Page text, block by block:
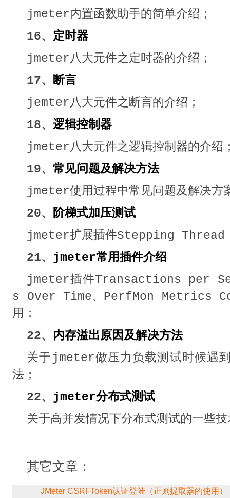
jmeter内置函数助手的简单介绍；
16、定时器
jmeter八大元件之定时器的介绍；
17、 断言
jemter八大元件之断言的介绍；
18、逻辑控制器
jmeter八大元件之逻辑控制器的介
19、常见问题及解决方法
jmeter使用过程中常见问题及解决方
20、
阶梯式加压测试
jmeter扩展插件Stepping Thread
21、 jmeter常用插件介绍
jmeter插件Transactions per
s Over Time、PerfMon Metrics
用；
22、
内存溢出原因及解决方法
关于jmeter做压力负载测试时候遇
法；
22、 jmeter分布式测试
关于高并发情况下分布式测试的一些
其它文章：
JMeter CSRFToken认证登陆（正则提取器的使用）